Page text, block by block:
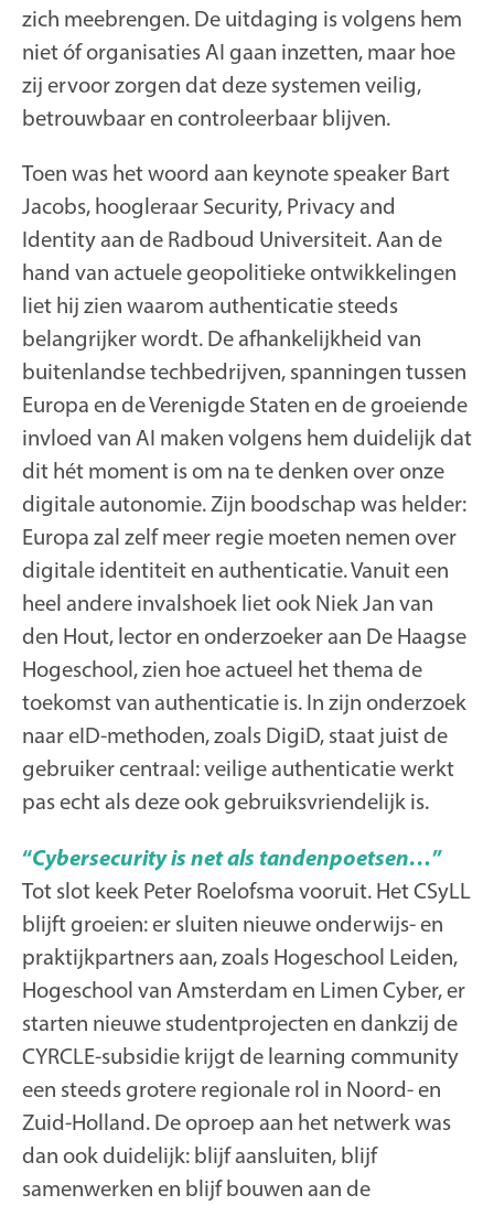
zich meebrengen. De uitdaging is volgens hem
niet óf organisaties AI gaan inzetten, maar hoe
zij ervoor zorgen dat deze systemen veilig,
betrouwbaar en controleerbaar blijven.
Toen was het woord aan keynote speaker Bart
Jacobs, hoogleraar Security, Privacy and
Identity aan de Radboud Universiteit. Aan de
hand van actuele geopolitieke ontwikkelingen
liet hij zien waarom authenticatie steeds
belangrijker wordt. De afhankelijkheid van
buitenlandse techbedrijven, spanningen tussen
Europa en de Verenigde Staten en de groeiende
invloed van AI maken volgens hem duidelijk dat
dit hét moment is om na te denken over onze
digitale autonomie. Zijn boodschap was helder:
Europa zal zelf meer regie moeten nemen over
digitale identiteit en authenticatie. Vanuit een
heel andere invalshoek liet ook Niek Jan van
den Hout, lector en onderzoeker aan De Haagse
Hogeschool, zien hoe actueel het thema de
toekomst van authenticatie is. In zijn onderzoek
naar eID-methoden, zoals DigiD, staat juist de
gebruiker centraal: veilige authenticatie werkt
pas echt als deze ook gebruiksvriendelijk is.
“Cybersecurity is net als tandenpoetsen…”
Tot slot keek Peter Roelofsma vooruit. Het CSyLL
blijft groeien: er sluiten nieuwe onderwijs- en
praktijkpartners aan, zoals Hogeschool Leiden,
Hogeschool van Amsterdam en Limen Cyber, er
starten nieuwe studentprojecten en dankzij de
CYRCLE-subsidie krijgt de learning community
een steeds grotere regionale rol in Noord- en
Zuid-Holland. De oproep aan het netwerk was
dan ook duidelijk: blijf aansluiten, blijf
samenwerken en blijf bouwen aan de